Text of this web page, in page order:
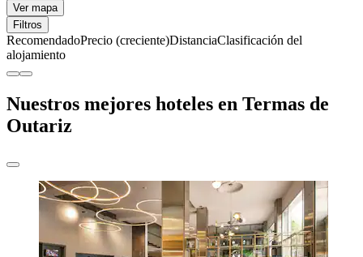
Ver mapa
Filtros
RecomendadoPrecio (creciente)DistanciaClasificación del
alojamiento
Nuestros mejores hoteles en Termas de
Outariz